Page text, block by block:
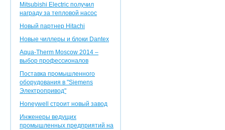
Mitsubishi Electric получил
награду за тепловой насос
Новый партнер Hitachi
Новые чиллеры и блоки Dantex
Aqua-Therm Moscow 2014 –
выбор профессионалов
Поставка промышленного
оборудования в "Siemens
Электропривод"
Honeywell строит новый завод
Инженеры ведущих
промышленных предприятий на